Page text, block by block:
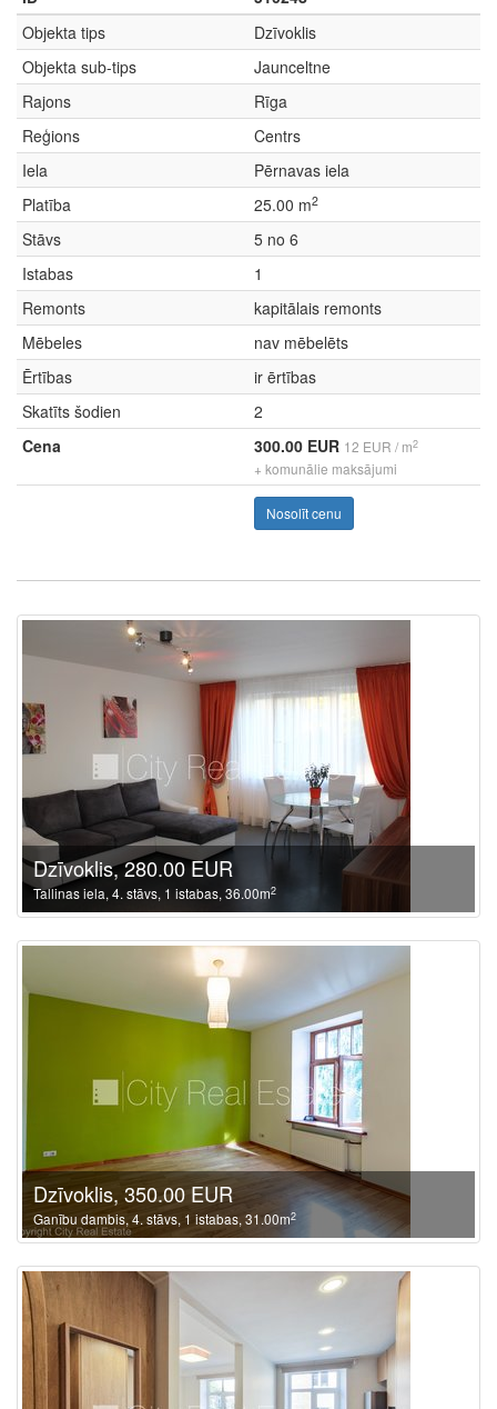
Objekta tips
Dzīvoklis
Objekta sub-tips
Jaunceltne
Rajons
Rīga
Reģions
Centrs
Iela
Pērnavas iela
Platība
25.00 m2
Stāvs
5 no 6
Istabas
1
Remonts
kapitālais remonts
Mēbeles
nav mēbelēts
Ērtības
ir ērtības
Skatīts šodien
2
Cena
300.00 EUR 12 EUR / m2
+ komunālie maksājumi
Nosolīt cenu
Dzīvoklis, 280.00 EUR
Tallinas iela, 4. stāvs, 1 istabas, 36.00m2
Dzīvoklis, 350.00 EUR
Ganību dambis, 4. stāvs, 1 istabas, 31.00m2